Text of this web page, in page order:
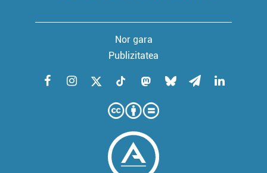
Nor gara
Publizitatea